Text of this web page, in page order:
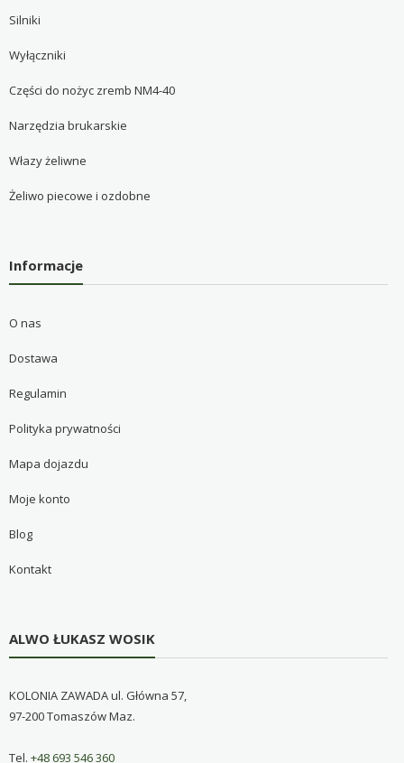
Silniki
Wyłączniki
Części do nożyc zremb NM4-40
Narzędzia brukarskie
Włazy żeliwne
Żeliwo piecowe i ozdobne
Informacje
O nas
Dostawa
Regulamin
Polityka prywatności
Mapa dojazdu
Moje konto
Blog
Kontakt
ALWO ŁUKASZ WOSIK
KOLONIA ZAWADA ul. Główna 57,
97-200 Tomaszów Maz.
Tel. +48 693 546 360